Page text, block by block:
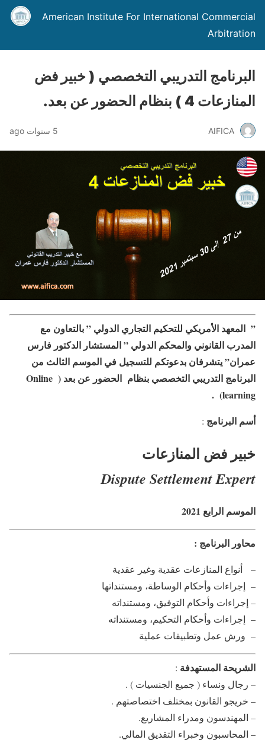
American Institute For International Commercial
Arbitration
البرنامج التدريبي التخصصي ( خبير فض
المنازعات 4 ) بنظام الحضور عن بعد.
AIFICA 5 سنوات ago
” المعهد الأمريكي للتحكيم التجاري الدولي ” بالتعاون مع
المدرب القانوني والمحكم الدولي ” المستشار الدكتور فارس
عمران” يتشرفان بدعوتكم للتسجيل في الموسم الثالث من
البرنامج التدريبي التخصصي بنظام الحضور عن بعد ( Online
learning) .
أسم البرنامج :
خبير فض المنازعات
Dispute Settlement Expert
الموسم الرابع 2021
محاور البرنامج :
– أنواع المنازعات عقدية وغير عقدية
– إجراءات وأحكام الوساطة، ومستنداتها
– إجراءات وأحكام التوفيق، ومستنداته
– إجراءات وأحكام التحكيم، ومستنداته
– ورش عمل وتطبيقات عملية
الشريحة المستهدفة :
– رجال ونساء ( جميع الجنسيات ) .
– خريجو القانون بمختلف اختصاصتهم .
– المهندسون ومدراء المشاريع.
– المحاسبون وخبراء التقديق المالي.